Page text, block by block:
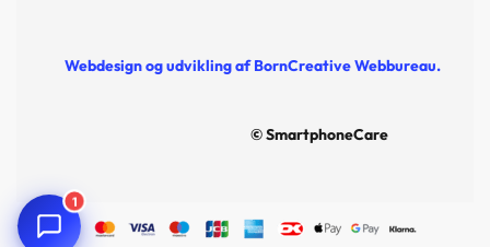
Webdesign og udvikling af BornCreative Webbureau.
© SmartphoneCare
1